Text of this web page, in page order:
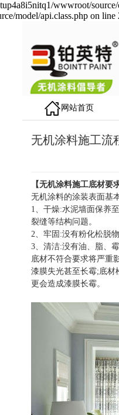
wwwroot/
model/api.class.php on line
网站首页
无机涂料施工流
【无机涂料施工底材要求
无机涂料的涂装表面基
1、干燥:水泥墙面保养
裂缝等结构问题。
2、牢固:没有粉化松脱
3、清洁:没有油、脂、
底材不符合要求将严重
漆膜失光甚至长霉;底材
更会造成漆膜长霉。